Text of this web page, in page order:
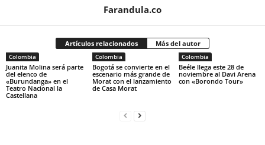
Farandula.co
Artículos relacionados Más del autor
Colombia
Juanita Molina será parte
del elenco de
«Burundanga» en el
Teatro Nacional la
Castellana
Colombia
Bogotá se convierte en el
escenario más grande de
Morat con el lanzamiento
de Casa Morat
Colombia
Beéle llega este 28 de
noviembre al Davi Arena
con «Borondo Tour»